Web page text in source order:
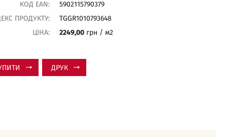
КОД EAN:
5902115790379
ПРОДУКТУ:
TGGR1010793648
ЦІНА:
2249,00 грн / м2
ДРУК